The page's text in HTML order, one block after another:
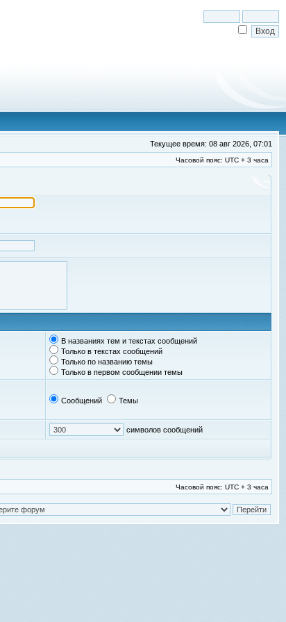
Текущее время: 08 авг 2026, 07:01
Часовой пояс: UTC + 3 часа
В названиях тем и текстах сообщений
Только в текстах сообщений
Только по названию темы
Только в первом сообщении темы
Сообщений Темы
символов сообщений
Часовой пояс: UTC + 3 часа